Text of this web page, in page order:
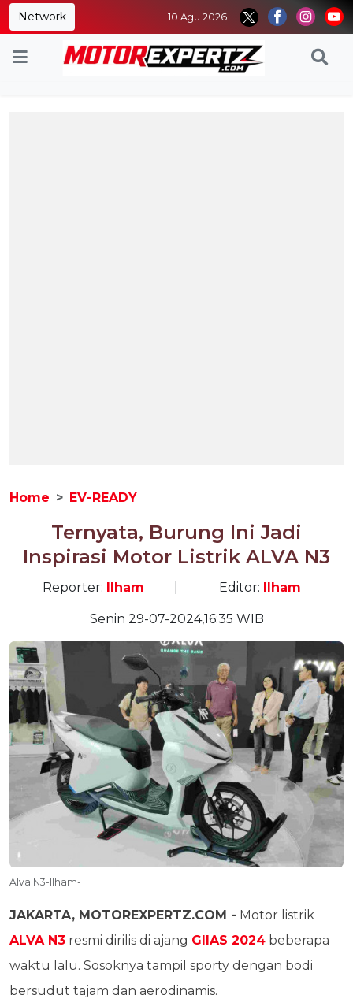
Network 10 Agu 2026
Home EV-READY
Ternyata, Burung Ini Jadi
Inspirasi Motor Listrik ALVA N3
Reporter: Ilham Editor: Ilham
Senin 29-07-2024,16:35 WIB
Alva N3-Ilham-
JAKARTA, MOTOREXPERTZ.COM - Motor listrik
ALVA N3 resmi dirilis di ajang GIIAS 2024 beberapa
waktu lalu. Sosoknya tampil sporty dengan bodi
bersudut tajam dan aerodinamis.